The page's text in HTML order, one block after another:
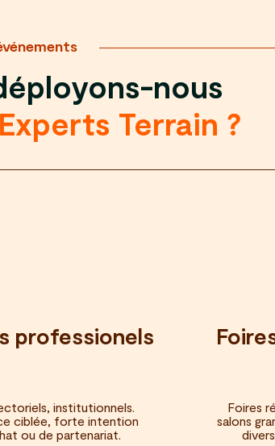
nous
Terrain ?
professionels
institutionnels.
ciblée, forte intention
ou de partenariat.
Foires
salons